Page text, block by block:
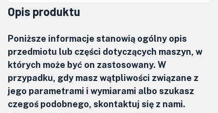
Opis produktu
Poniższe informacje stanowią ogólny opis
przedmiotu lub części dotyczących maszyn, w
których może być on zastosowany. W
przypadku, gdy masz wątpliwości związane z
jego parametrami i wymiarami albo szukasz
czegoś podobnego, skontaktuj się z nami.